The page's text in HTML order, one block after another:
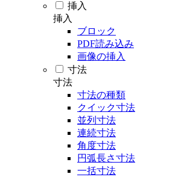
挿入
挿入
ブロック
PDF読み込み
画像の挿入
寸法
寸法
寸法の種類
クイック寸法
並列寸法
連続寸法
角度寸法
円弧長さ寸法
一括寸法